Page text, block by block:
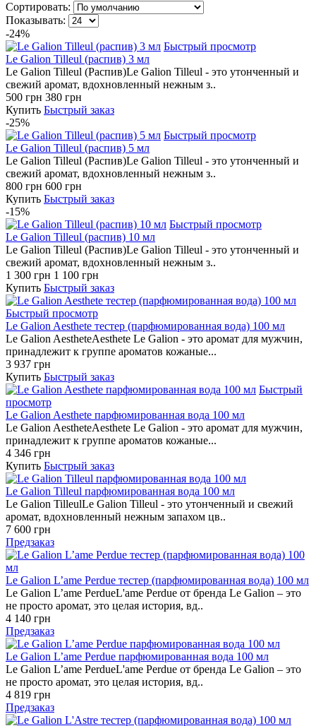
Сортировать:
Показывать:
-24%
Быстрый просмотр
Le Galion Tilleul (распив) 3 мл
Le Galion Tilleul (Распив)Le Galion Tilleul - это утонченный и
свежий аромат, вдохновленный нежным з..
500 грн 380 грн
Купить Быстрый заказ
-25%
Быстрый просмотр
Le Galion Tilleul (распив) 5 мл
Le Galion Tilleul (Распив)Le Galion Tilleul - это утонченный и
свежий аромат, вдохновленный нежным з..
800 грн 600 грн
Купить Быстрый заказ
-15%
Быстрый просмотр
Le Galion Tilleul (распив) 10 мл
Le Galion Tilleul (Распив)Le Galion Tilleul - это утонченный и
свежий аромат, вдохновленный нежным з..
1 300 грн 1 100 грн
Купить Быстрый заказ
Быстрый просмотр
Le Galion Aesthete тестер (парфюмированная вода) 100 мл
Le Galion AestheteAesthete Le Galion - это аромат для мужчин,
принадлежит к группе ароматов кожаные...
3 937 грн
Купить Быстрый заказ
Быстрый
просмотр
Le Galion Aesthete парфюмированная вода 100 мл
Le Galion AestheteAesthete Le Galion - это аромат для мужчин,
принадлежит к группе ароматов кожаные...
4 346 грн
Купить Быстрый заказ
Le Galion Tilleul парфюмированная вода 100 мл
Le Galion TilleulLe Galion Tilleul - это утонченный и свежий
аромат, вдохновленный нежным запахом цв..
7 600 грн
Предзаказ
Le Galion L’ame Perdue тестер (парфюмированная вода) 100 мл
Le Galion L’ame PerdueL'ame Perdue от бренда Le Galion – это
не просто аромат, это целая история, вд..
4 140 грн
Предзаказ
Le Galion L’ame Perdue парфюмированная вода 100 мл
Le Galion L’ame PerdueL'ame Perdue от бренда Le Galion – это
не просто аромат, это целая история, вд..
4 819 грн
Предзаказ